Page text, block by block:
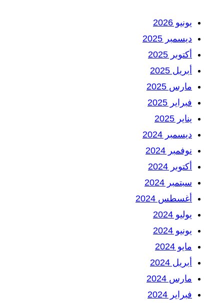
يونيو 2026
ديسمبر 2025
أكتوبر 2025
أبريل 2025
مارس 2025
فبراير 2025
يناير 2025
ديسمبر 2024
نوفمبر 2024
أكتوبر 2024
سبتمبر 2024
أغسطس 2024
يوليو 2024
يونيو 2024
مايو 2024
أبريل 2024
مارس 2024
فبراير 2024